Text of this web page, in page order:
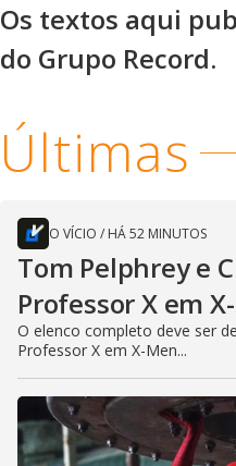
Os textos aqui
do Grupo Record.
Últimas
O VÍCIO / HÁ 52 MINUTOS
Tom Pelphrey e
Professor X em
O elenco completo deve ser
Professor X em X-Men...